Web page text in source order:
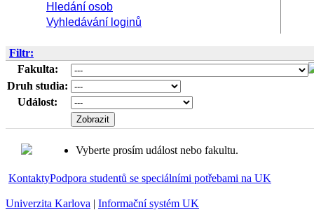
Hledání osob
Vyhledávání loginů
Filtr:
Fakulta:
Druh studia:
Událost:
Vyberte prosím událost nebo fakultu.
KontaktyPodpora studentů se speciálními potřebami na UK
Univerzita Karlova | Informační systém UK